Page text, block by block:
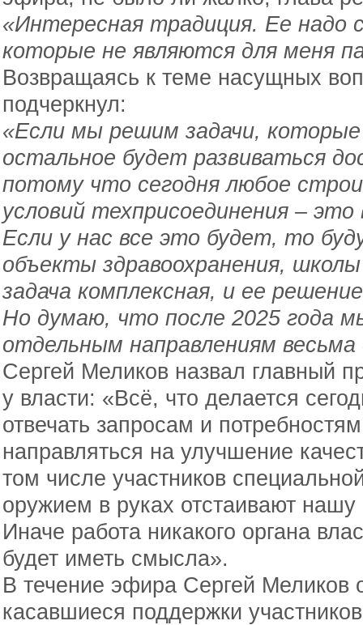
«Интересная традиция. Ее надо
которые не являются для меня
Возвращаясь к теме насущных
подчеркнул:
«Если мы решим задачи, которые
остальное будет развиваться
потому что сегодня любое
условий техприсоединения –
Если у нас все это будет, то
объекты здравоохранения,
задача комплексная, и ее
Но думаю, что после 2025 года
отдельным направлениям
Сергей Меликов назвал главный
у власти: «Всё, что делается
отвечать запросам и
направляться на улучшение
том числе участников
оружием в руках отстаивают
Иначе работа никакого органа
будет иметь смысла».
В течение эфира Сергей Меликов
касавшиеся поддержки